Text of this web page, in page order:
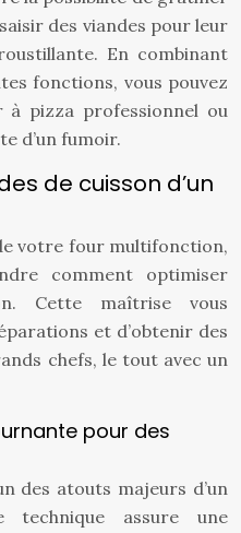
des viandes pour leur
En combinant
fonctions, vous pouvez
à pizza professionnel ou
d’un fumoir.
de cuisson d’un
votre four multifonction,
comment optimiser
Cette maîtrise vous
et d’obtenir des
chefs, le tout avec un
pour des
des atouts majeurs d’un
technique assure une